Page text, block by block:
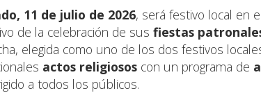
11 de julio de 2026, será festivo local en
de la celebración de sus fiestas
elegida como uno de los dos festivos
actos religiosos con un programa de
a todos los públicos.